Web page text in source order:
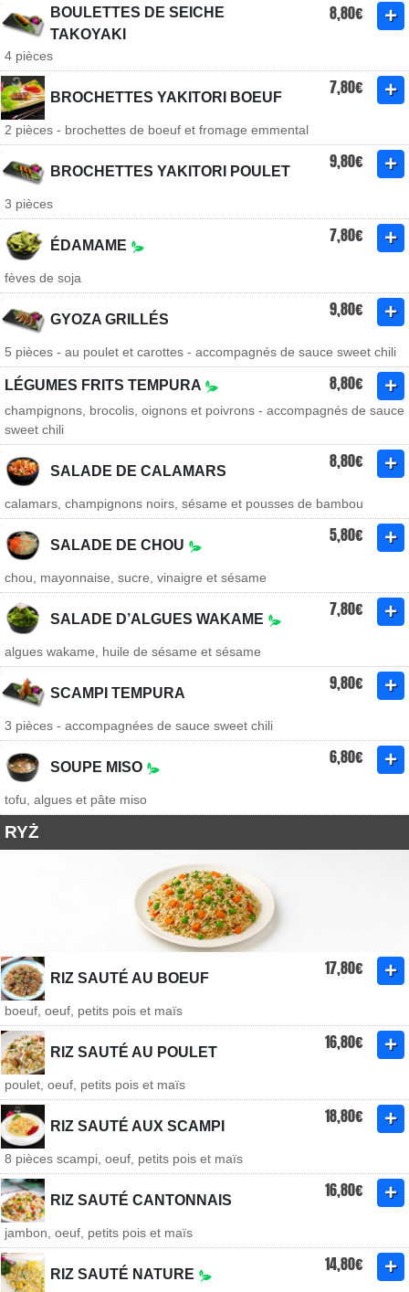
BOULETTES DE SEICHE
TAKOYAKI
8,80€
4 pièces
BROCHETTES YAKITORI BOEUF 7,80€
2 pièces - brochettes de boeuf et fromage emmental
BROCHETTES YAKITORI POULET 9,80€
3 pièces
ÉDAMAME 7,80€
fèves de soja
GYOZA GRILLÉS 9,80€
5 pièces - au poulet et carottes - accompagnés de sauce sweet chili
LÉGUMES FRITS TEMPURA 8,80€
champignons, brocolis, oignons et poivrons - accompagnés de sauce
sweet chili
SALADE DE CALAMARS 8,80€
calamars, champignons noirs, sésame et pousses de bambou
SALADE DE CHOU 5,80€
chou, mayonnaise, sucre, vinaigre et sésame
SALADE D’ALGUES WAKAME 7,80€
algues wakame, huile de sésame et sésame
SCAMPI TEMPURA 9,80€
3 pièces - accompagnées de sauce sweet chili
SOUPE MISO 6,80€
tofu, algues et pâte miso
RYŻ
RIZ SAUTÉ AU BOEUF 17,80€
boeuf, oeuf, petits pois et maïs
RIZ SAUTÉ AU POULET 16,80€
poulet, oeuf, petits pois et maïs
RIZ SAUTÉ AUX SCAMPI 18,80€
8 pièces scampi, oeuf, petits pois et maïs
RIZ SAUTÉ CANTONNAIS 16,80€
jambon, oeuf, petits pois et maïs
RIZ SAUTÉ NATURE 14,80€